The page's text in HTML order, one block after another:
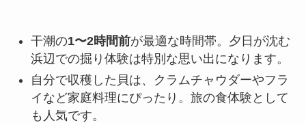
干潮の1〜2時間前が最適な時間帯。夕日が沈む
浜辺での掘り体験は特別な思い出になります。
自分で収穫した貝は、クラムチャウダーやフラ
イなど家庭料理にぴったり。旅の食体験として
も人気です。